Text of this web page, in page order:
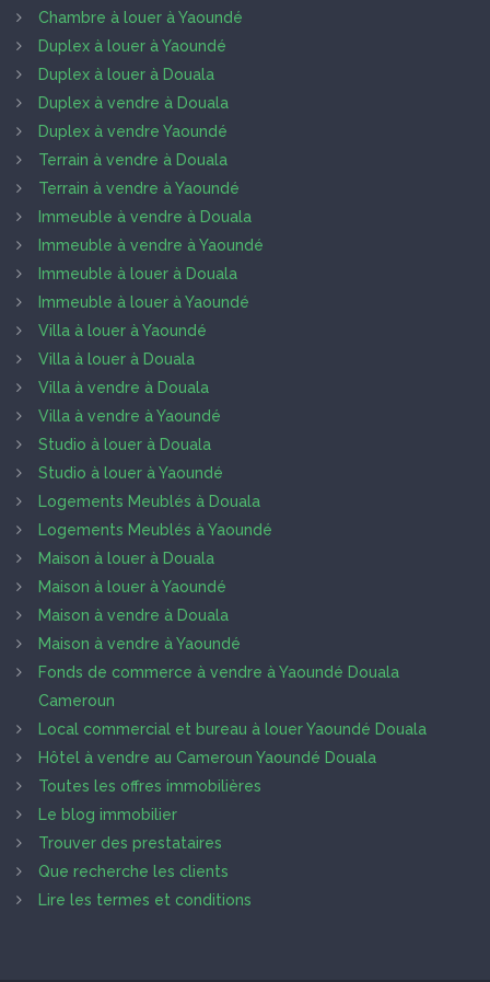
Chambre à louer à Yaoundé
Duplex à louer à Yaoundé
Duplex à louer à Douala
Duplex à vendre à Douala
Duplex à vendre Yaoundé
Terrain à vendre à Douala
Terrain à vendre à Yaoundé
Immeuble à vendre à Douala
Immeuble à vendre à Yaoundé
Immeuble à louer à Douala
Immeuble à louer à Yaoundé
Villa à louer à Yaoundé
Villa à louer à Douala
Villa à vendre à Douala
Villa à vendre à Yaoundé
Studio à louer à Douala
Studio à louer à Yaoundé
Logements Meublés à Douala
Logements Meublés à Yaoundé
Maison à louer à Douala
Maison à louer à Yaoundé
Maison à vendre à Douala
Maison à vendre à Yaoundé
Fonds de commerce à vendre à Yaoundé Douala
Cameroun
Local commercial et bureau à louer Yaoundé Douala
Hôtel à vendre au Cameroun Yaoundé Douala
Toutes les offres immobilières
Le blog immobilier
Trouver des prestataires
Que recherche les clients
Lire les termes et conditions